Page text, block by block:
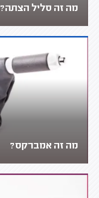
מה זה סליל הצתה?
מה זה אמברקס?